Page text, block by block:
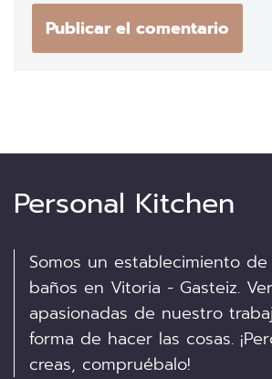
Personal Kitchen
Somos un establecimiento
baños en Vitoria - Gasteiz.
apasionadas de nuestro
forma de hacer las cosas.
creas, compruébalo!